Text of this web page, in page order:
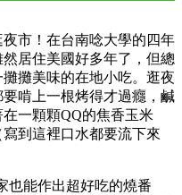
市！在台南唸大學的四年
居住美國好多年了，但總
攤美味的在地小吃。逛夜
啃上一根烤得才過癮，鹹
一顆顆QQ的焦香玉米
寫到這裡口水都要流下來
也能作出超好吃的燒番